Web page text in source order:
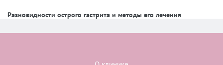
Разновидности острого гастрита и методы его лечения